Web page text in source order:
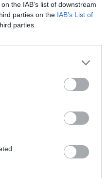
the IAB’s list of downstream
parties on the IAB’s List of
parties.
Magas-